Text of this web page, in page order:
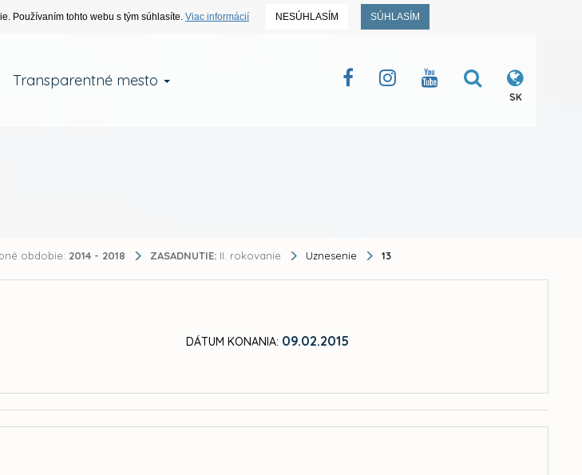
Používaním tohto webu s tým súhlasíte. Viac informácií NESÚHLASÍM SÚHLASÍM
Transparentné mesto
SK
obdobie: 2014 - 2018 ZASADNUTIE: II. rokovanie Uznesenie 13
DÁTUM KONANIA: 09.02.2015